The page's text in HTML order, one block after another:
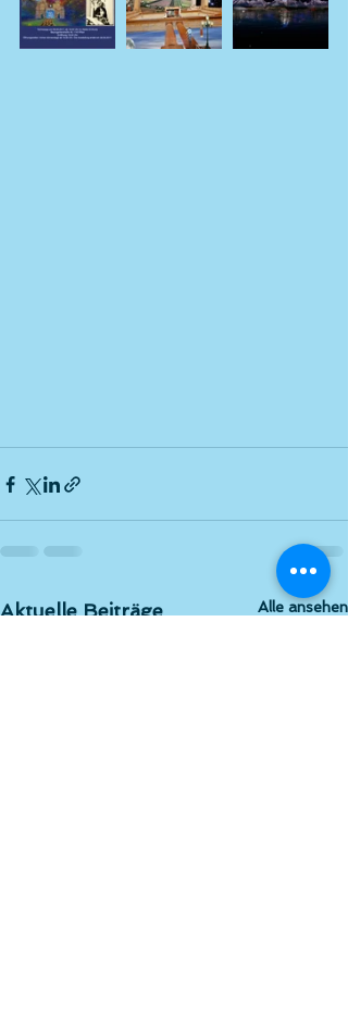
Aktuelle Beiträge Alle ansehen